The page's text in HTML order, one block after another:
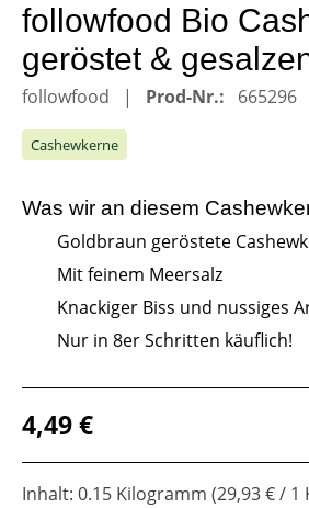
followfood Bio
geröstet &
followfood Prod-Nr.: 665296
Cashewkerne
Was wir an diesem
Goldbraun geröstete
Mit feinem Meersalz
Knackiger Biss und nussiges
Nur in 8er Schritten käuflich!
Regulärer Preis:
4,49 €
Inhalt: 0.15 Kilogramm (29,93 € / 1